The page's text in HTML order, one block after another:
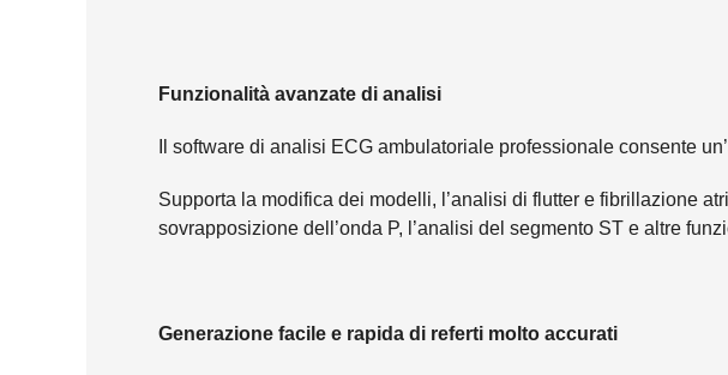
Funzionalità avanzate di analisi
Il software di analisi ECG ambulatoriale professionale consente
Supporta la modifica dei modelli, l’analisi di flutter e fibrillazione
sovrapposizione dell’onda P, l’analisi del segmento ST e altre
Generazione facile e rapida di referti molto accurati